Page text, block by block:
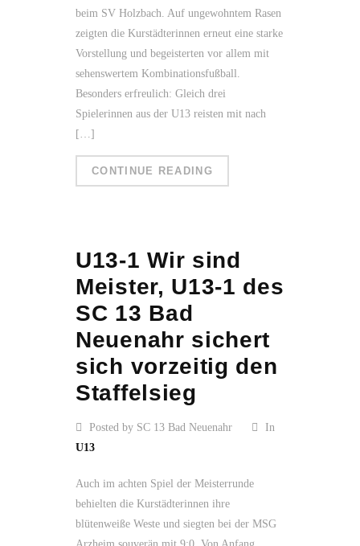
beim SV Holzbach. Auf ungewohntem Rasen
zeigten die Kurstädterinnen erneut eine starke
Vorstellung und begeisterten vor allem mit
sehenswertem Kombinationsfußball.
Besonders erfreulich: Gleich drei
Spielerinnen aus der U13 reisten mit nach
[…]
CONTINUE READING
U13-1 Wir sind
Meister, U13-1 des
SC 13 Bad
Neuenahr sichert
sich vorzeitig den
Staffelsieg
Posted by SC 13 Bad Neuenahr
In
U13
Auch im achten Spiel der Meisterrunde
behielten die Kurstädterinnen ihre
blütenweiße Weste und siegten bei der MSG